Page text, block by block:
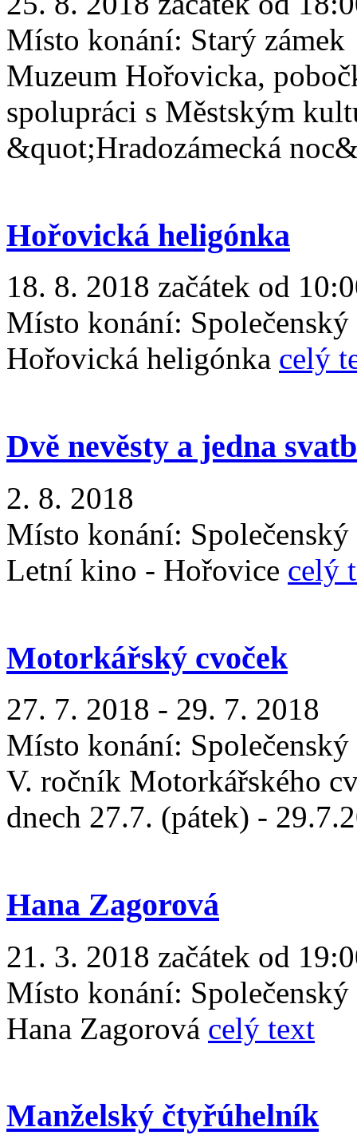
Místo konání: Starý zámek
Muzeum Hořovicka,
spolupráci s Městským
&quot;Hradozámecká
Hořovická heligónka
18. 8. 2018 začátek od
Místo konání:
Hořovická heligónka celý
Dvě nevěsty a jedna
2. 8. 2018
Místo konání:
Letní kino - Hořovice celý
Motorkářský cvoček
27. 7. 2018 - 29. 7. 2018
Místo konání:
V. ročník Motorkářského
dnech 27.7. (pátek) -
Hana Zagorová
21. 3. 2018 začátek od
Místo konání:
Hana Zagorová celý text
Manželský čtyřúhelník